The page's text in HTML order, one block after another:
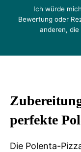
Ich würde
Bewertung oder
anderen,
perfekte
Die Polenta-